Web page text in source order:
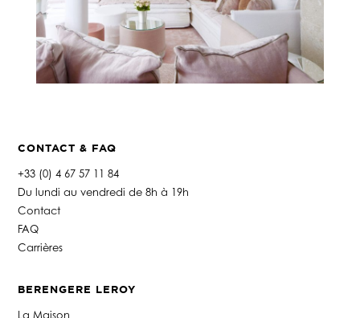
CONTACT & FAQ
+33 (0) 4 67 57 11 84
Du lundi au vendredi de 8h à 19h
Contact
FAQ
Carrières
BERENGERE LEROY
La Maison